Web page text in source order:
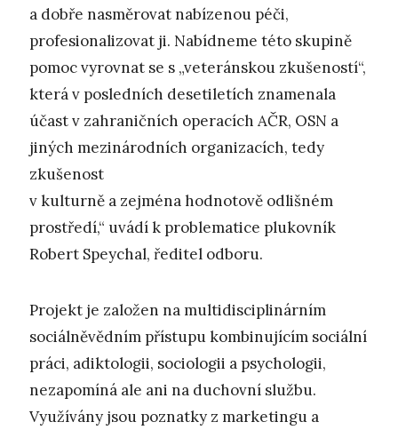
a dobře nasměrovat nabízenou péči,
profesionalizovat ji. Nabídneme této skupině
pomoc vyrovnat se s „veteránskou zkušeností“,
která v posledních desetiletích znamenala
účast v zahraničních operacích AČR, OSN a
jiných mezinárodních organizacích, tedy
zkušenost
v kulturně a zejména hodnotově odlišném
prostředí,“ uvádí k problematice plukovník
Robert Speychal, ředitel odboru.
Projekt je založen na multidisciplinárním
sociálněvědním přístupu kombinujícím sociální
práci, adiktologii, sociologii a psychologii,
nezapomíná ale ani na duchovní službu.
Využívány jsou poznatky z marketingu a